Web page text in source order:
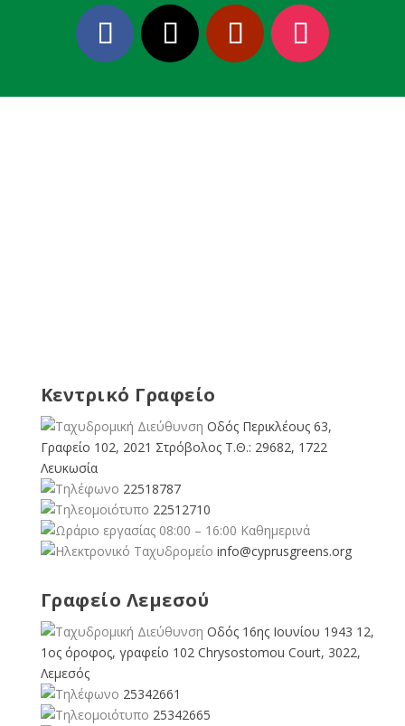
Κεντρικό Γραφείο
Οδός Περικλέους 63,
Γραφείο 102, 2021 Στρόβολος Τ.Θ.: 29682, 1722
Λευκωσία
22518787
22512710
08:00 – 16:00 Καθημερινά
info@cyprusgreens.org
Γραφείο Λεμεσού
Οδός 16ης Ιουνίου 1943 12,
1ος όροφος, γραφείο 102 Chrysostomou Court, 3022,
Λεμεσός
25342661
25342665